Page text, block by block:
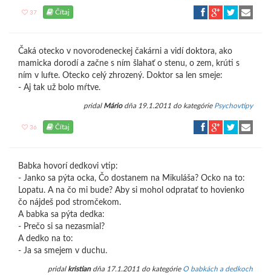
37 Čítaj
Čaká otecko v novorodeneckej čakárni a vidí doktora, ako
mamicka dorodí a začne s ním šlahať o stenu, o zem, krúti s
ním v lufte. Otecko celý zhrozený. Doktor sa len smeje:
- Aj tak už bolo mŕtve.
pridal Máriodňa 19.1.2011 do kategórie Psychovtipy
36 Čítaj
Babka hovorí dedkovi vtip:
- Janko sa pýta ocka, Čo dostanem na Mikuláša? Ocko na to:
Lopatu. A na čo mi bude? Aby si mohol odpratať to hovienko
čo nájdeš pod stromčekom.
A babka sa pýta dedka:
- Prečo si sa nezasmial?
A dedko na to:
- Ja sa smejem v duchu.
pridal kristiandňa 17.1.2011 do kategórie O babkách a dedkoch